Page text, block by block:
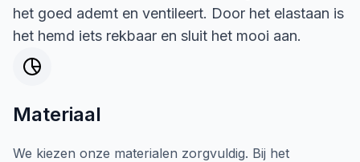
het goed ademt en ventileert. Door het elastaan is
het hemd iets rekbaar en sluit het mooi aan.
Materiaal
We kiezen onze materialen zorgvuldig. Bij het